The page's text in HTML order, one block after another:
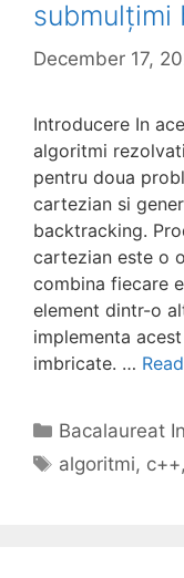
submulțimi
December 17,
Introducere In
algoritmi
pentru doua
cartezian si
backtracking.
cartezian este o
combina fiecare
element dintr-o
implementa
imbricate. …
Categories
Bacalaureat
Tags
algoritmi, c++,